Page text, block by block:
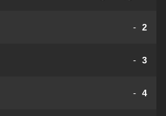
2
-
3
-
4
-